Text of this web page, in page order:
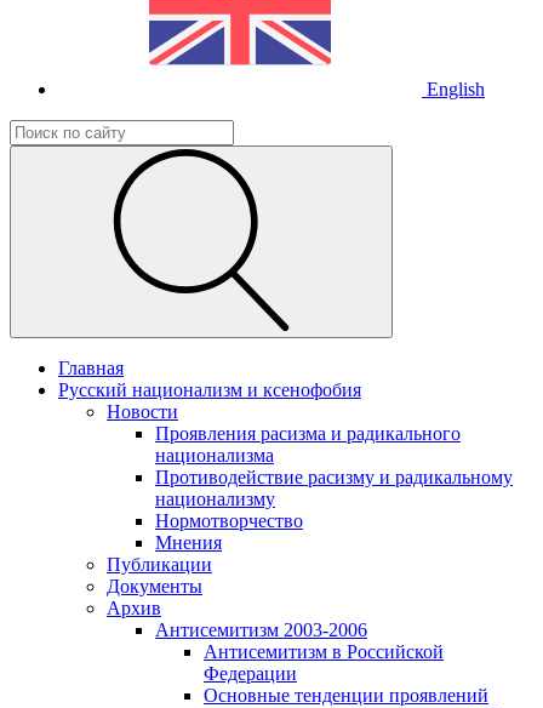
English
Главная
Русский национализм и ксенофобия
Новости
Проявления расизма и радикального
национализма
Противодействие расизму и радикальному
национализму
Нормотворчество
Мнения
Публикации
Документы
Архив
Антисемитизм 2003-2006
Антисемитизм в Российской
Федерации
Основные тенденции проявлений